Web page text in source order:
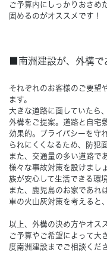
ご予算内にしっかりおさめ
固めるのがオススメです！
■南洲建設が、外構
それぞれのお客様のご要望
ます。
大きな道路に面していたら
外構をご提案。道路と自宅
効果的。プライバシーを守
られにくくなるため、防犯
また、交通量の多い道路で
様々な事故対策を設けまし
族が安心して生活できる環
また、鹿児島のお家であれ
車の火山灰対策を考えると
以上、外構の決め方やオス
ご予算やご希望によって大
度南洲建設までご相談くだ